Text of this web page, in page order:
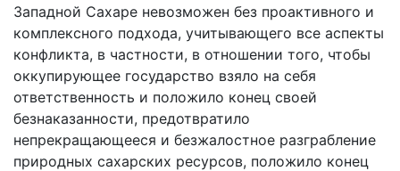
Западной Сахаре невозможен без проактивного и
комплексного подхода, учитывающего все аспекты
конфликта, в частности, в отношении того, чтобы
оккупирующее государство взяло на себя
ответственность и положило конец своей
безнаказанности, предотвратило
непрекращающееся и безжалостное разграбление
природных сахарских ресурсов, положило конец